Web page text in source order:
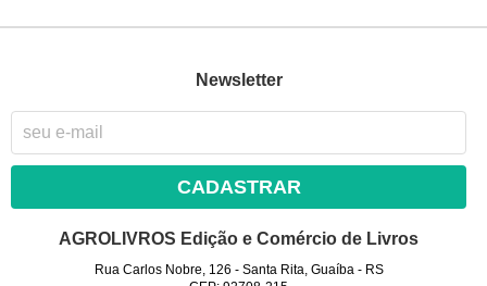
Newsletter
CADASTRAR
AGROLIVROS Edição e Comércio de Livros
Rua Carlos Nobre, 126 - Santa Rita, Guaíba- RS